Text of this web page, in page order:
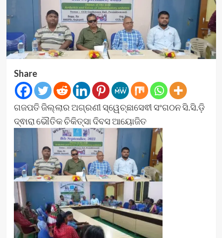
Share
ଗଜପତି ଜିଲ୍ଲାର ଅଗ୍ରଣୀ ସ୍ୱେଚ୍ଛାସେଵୀ ସଂଗଠନ ସି.ସି.ଡ଼ି
ଦ୍ଵାରା ଭୌତିକ ଚିକିତ୍ସା ଦିବସ ଆୟୋଜିତ